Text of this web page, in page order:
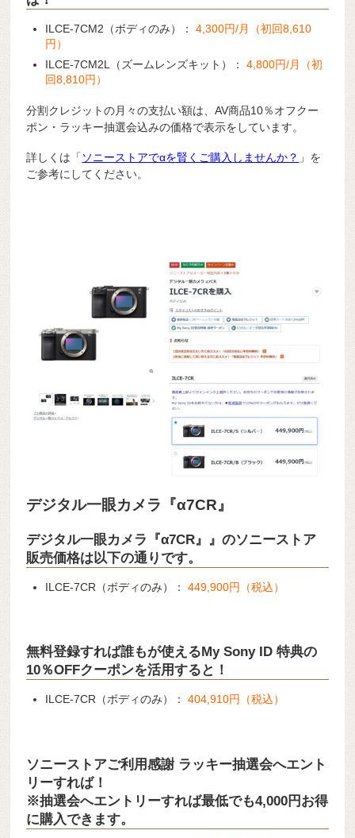
ILCE-7CM2（ボディのみ）：4,300円/月（初回8,610
円）
ILCE-7CM2L（ズームレンズキット）：4,800円/月（初
回8,810円）
分割クレジットの月々の支払い額は、AV商品10％オフクー
ポン・ラッキー抽選会込みの価格で表示をしています。
詳しくは「 ソニーストアでαを賢くご購入しませんか？ 」を
ご参考にしてください。
デジタル一眼カメラ『α7CR』
デジタル一眼カメラ『α7CR』』のソニーストア
販売価格は以下の通りです。
ILCE-7CR（ボディのみ）：449,900円（税込）
無料登録すれば誰もが使えるMy Sony ID 特典の
10％OFFクーポンを活用すると！
ILCE-7CR（ボディのみ）：404,910円（税込）
ソニーストアご利用感謝 ラッキー抽選会へエント
リーすれば！
※抽選会へエントリーすれば最低でも4,000円お得
に購入できます。